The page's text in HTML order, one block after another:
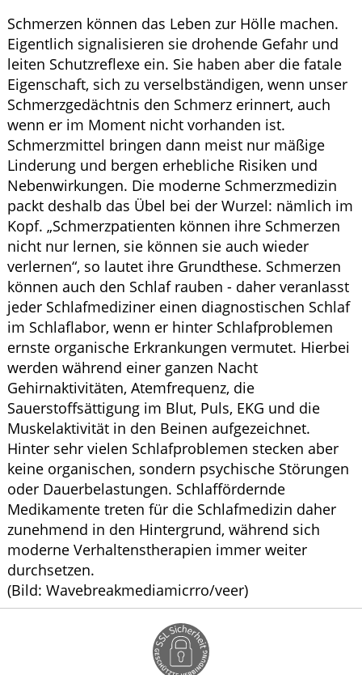
GESUND IM ALTER
Schmerzen können das Leben zur Hölle machen.
Eigentlich signalisieren sie drohende Gefahr und
leiten Schutzreflexe ein. Sie haben aber die fatale
Eigenschaft, sich zu verselbständigen, wenn unser
Schmerzgedächtnis den Schmerz erinnert, auch
wenn er im Moment nicht vorhanden ist.
Schmerzmittel bringen dann meist nur mäßige
Linderung und bergen erhebliche Risiken und
Nebenwirkungen. Die moderne Schmerzmedizin
packt deshalb das Übel bei der Wurzel: nämlich im
Kopf. „Schmerzpatienten können ihre Schmerzen
nicht nur lernen, sie können sie auch wieder
verlernen“, so lautet ihre Grundthese. Schmerzen
können auch den Schlaf rauben - daher veranlasst
jeder Schlafmediziner einen diagnostischen Schlaf
im Schlaflabor, wenn er hinter Schlafproblemen
ernste organische Erkrankungen vermutet. Hierbei
werden während einer ganzen Nacht
Gehirnaktivitäten, Atemfrequenz, die
Sauerstoffsättigung im Blut, Puls, EKG und die
Muskelaktivität in den Beinen aufgezeichnet.
Hinter sehr vielen Schlafproblemen stecken aber
keine organischen, sondern psychische Störungen
oder Dauerbelastungen. Schlaffördernde
Medikamente treten für die Schlafmedizin daher
zunehmend in den Hintergrund, während sich
moderne Verhaltenstherapien immer weiter
durchsetzen.
(Bild: Wavebreakmediamicrro/veer)